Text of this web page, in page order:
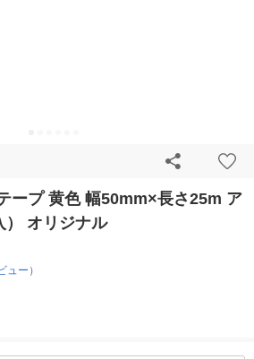
ープ 黄色 幅50mm×長さ25m ア
） オリジナル
ュー）